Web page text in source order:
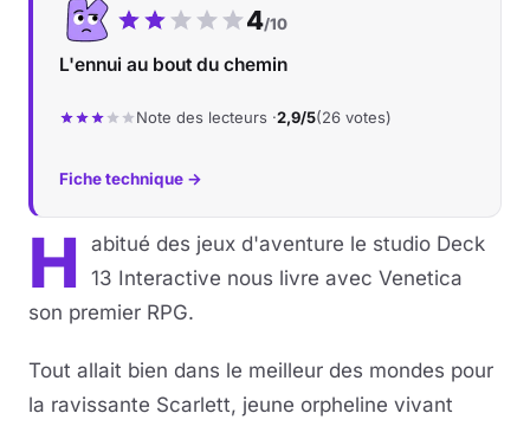
Notre note :
4/10
L'ennui au bout du chemin
Note des lecteurs ·2,9/5(26 votes)
Fiche technique →
H abitué des jeux d'aventure le studio Deck
13 Interactive nous livre avec Venetica
son premier RPG.
Tout allait bien dans le meilleur des mondes pour
la ravissante Scarlett, jeune orpheline vivant